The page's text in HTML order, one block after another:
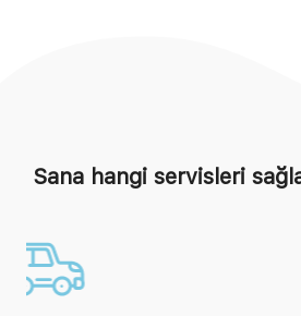
Sana hangi servisleri